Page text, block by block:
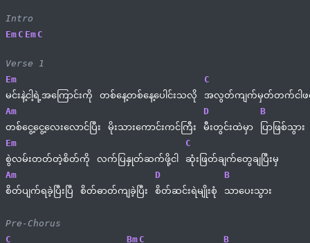
Intro
Em C Em C
Verse 1
Em
မင်းနဲ့ငါ့ရဲ့အကြောင်းကို
တစ်နေ့တစ်နေ့ပေါင်းသလို
C
အလွတ်ကျက်မှတ်တက်ငါဖတ်
Am
တစ်ငွေ့ငွေ့လေးလောင်ပြီး
မိုးသားကောင်းကင်ကြီး
D
မီးတွင်းထဲမှာ
B
ပြာဖြစ်သွား
Em
စွဲလမ်းတတ်တဲ့စိတ်ကို
လက်ပြနှုတ်ဆက်ဖို့ငါ
C
ဆုံးဖြတ်ချက်တွေချပြီးမှ
Am
စိတ်ပျက်ရခဲ့ပြီးပြီ
စိတ်ဓာတ်ကျခဲ့ပြီး
D
စိတ်ဆင်းရဲမျိုးစုံ
B
သာပေးသွား
Pre-Chorus
C
Bm C
B